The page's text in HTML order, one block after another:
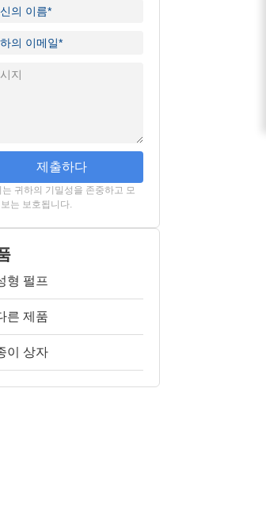
제출하다
는 귀하의 기밀성을 존중하고 모
는 보호됩니다.
형 펄프
른 제품
이 상자